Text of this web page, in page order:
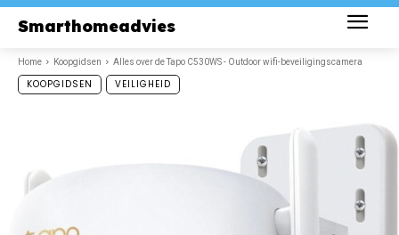
Smarthomeadvies
Home Koopgidsen Alles over de Tapo C530WS - Outdoor wifi-beveiligingscamera
KOOPGIDSEN VEILIGHEID